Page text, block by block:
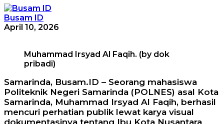
Busam ID
April 10, 2026
Muhammad Irsyad Al Faqih. (by dok
pribadi)
Samarinda, Busam.ID – Seorang mahasiswa
Politeknik Negeri Samarinda (POLNES) asal Kota
Samarinda, Muhammad Irsyad Al Faqih, berhasil
mencuri perhatian publik lewat karya visual